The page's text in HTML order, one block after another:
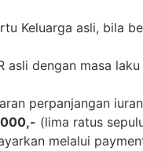
Keluarga asli, bila
asli dengan masa
perpanjangan
(lima ratus
melalui